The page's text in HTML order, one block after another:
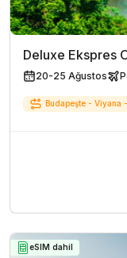
Deluxe Ekspres
20-25 Ağustos
Budapeşte - Viyana
eSIM dahil